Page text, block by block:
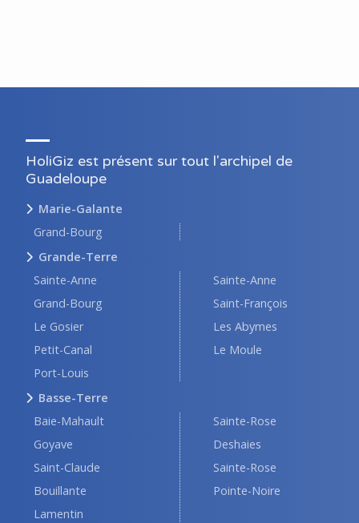
HoliGiz est présent sur tout l'archipel de
Guadeloupe
Marie-Galante
Grand-Bourg
Grande-Terre
Sainte-Anne
Grand-Bourg
Le Gosier
Petit-Canal
Port-Louis
Sainte-Anne
Saint-François
Les Abymes
Le Moule
Basse-Terre
Baie-Mahault
Goyave
Saint-Claude
Bouillante
Lamentin
Sainte-Rose
Deshaies
Sainte-Rose
Pointe-Noire